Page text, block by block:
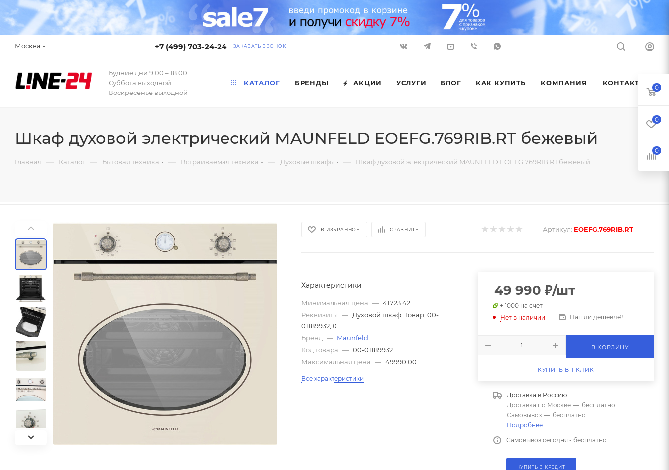
Москва +7 (499) 703-24-24 ЗАКАЗАТЬ ЗВОНОК
Будние дни 9:00 – 18:00
Суббота выходной
Воскресенье выходной
КАТАЛОГ БРЕНДЫ АКЦИИ УСЛУГИ БЛОГ КАК КУПИТЬ КОМПАНИЯ КОНТАКТЫ
Шкаф духовой электрический MAUNFELD EOEFG.769RIB.RT бежевый
Главная — Каталог — Бытовая техника — Встраиваемая техника — Духовые шкафы — Шкаф духовой электрический MAUNFELD EOEFG.769RIB.RT бежевый
В ИЗБРАННОЕ СРАВНИТЬ Артикул: EOEFG.769RIB.RT
Характеристики
Минимальная цена — 41723.42
Реквизиты — Духовой шкаф, Товар, 00-
01189932, 0
Бренд — Maunfeld
Код товара — 00-01189932
Максимальная цена — 49990.00
Все характеристики
49 990 ₽/шт
+ 1000 на счет
Нет в наличии
Нашли дешевле?
В КОРЗИНУ
КУПИТЬ В 1 КЛИК
Доставка в Россию
Доставка по Москве — бесплатно
Самовывоз — бесплатно
Подробнее
Самовывоз сегодня - бесплатно
КУПИТЬ В КРЕДИТ
0
0
0